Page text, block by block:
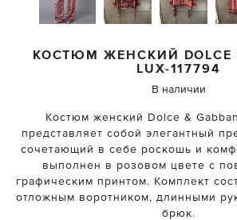
КОСТЮМ ЖЕНСКИЙ
LUX-117794
В наличии
Костюм женский Dolce &
представляет собой элегантный
сочетающий в себе роскошь и
выполнен в розовом цвете с
графическим принтом. Комплект
отложным воротником, длинными
брюк.